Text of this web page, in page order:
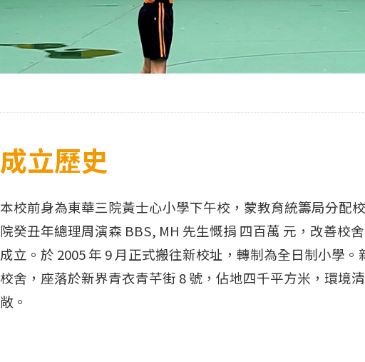
成立歷史
本校前身為東華三院黃士心小學下午校，蒙教育統籌局分配
院癸丑年總理周演森 BBS, MH 先生慨捐 四百萬 元，改善校
成立。於 2005 年 9 月正式搬往新校址，轉制為全日制小學
校舍，座落於新界青衣青芊街 8 號，佔地四千平方米，環境
敞。